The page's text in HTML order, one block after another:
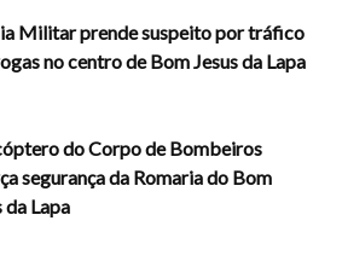
Militar prende suspeito por tráfico
no centro de Bom Jesus da Lapa
do Corpo de Bombeiros
segurança da Romaria do Bom
da Lapa